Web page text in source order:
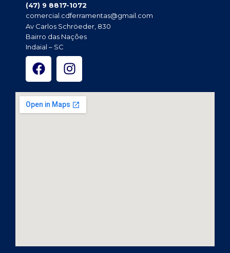
(47) 9 8817-1072
comercial.cdferramentas@gmail.com
Av Carlos Schröeder, 830
Bairro das Nações
Indaial – SC